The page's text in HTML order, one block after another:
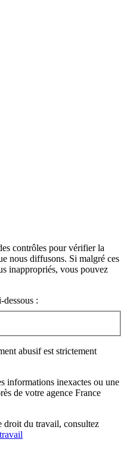
contrôles pour vérifier la
nous diffusons. Si malgré ces
inappropriés, vous pouvez
:
abusif est strictement
informations inexactes ou une
de votre agence France
droit du travail, consultez